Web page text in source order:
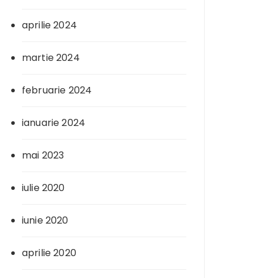
aprilie 2024
martie 2024
februarie 2024
ianuarie 2024
mai 2023
iulie 2020
iunie 2020
aprilie 2020